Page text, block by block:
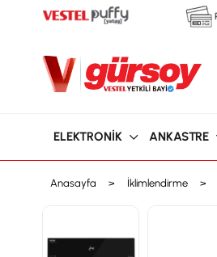
ELEKTRONİK ANKASTRE
Anasayfa İklimlendirme